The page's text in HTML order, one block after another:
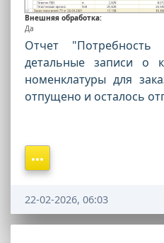
Внешняя обработка:
Да
Отчет
детальные записи о
номенклатуры для
отпущено и осталось
22-02-2026, 06:03